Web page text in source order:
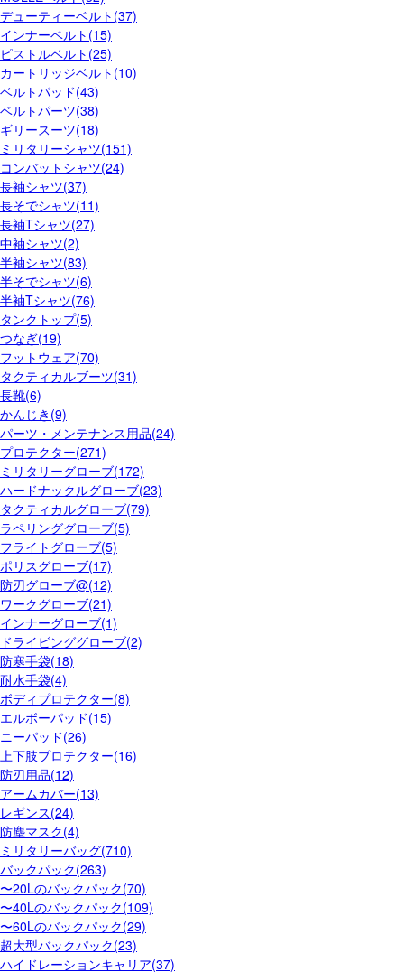
デューティーベルト(37)
インナーベルト(15)
ピストルベルト(25)
カートリッジベルト(10)
ベルトパッド(43)
ベルトパーツ(38)
ギリースーツ(18)
ミリタリーシャツ(151)
コンバットシャツ(24)
長袖シャツ(37)
長そでシャツ(11)
長袖Tシャツ(27)
中袖シャツ(2)
半袖シャツ(83)
半そでシャツ(6)
半袖Tシャツ(76)
タンクトップ(5)
つなぎ(19)
フットウェア(70)
タクティカルブーツ(31)
長靴(6)
かんじき(9)
パーツ・メンテナンス用品(24)
プロテクター(271)
ミリタリーグローブ(172)
ハードナックルグローブ(23)
タクティカルグローブ(79)
ラペリンググローブ(5)
フライトグローブ(5)
ポリスグローブ(17)
防刃グローブ@(12)
ワークグローブ(21)
インナーグローブ(1)
ドライビンググローブ(2)
防寒手袋(18)
耐水手袋(4)
ボディプロテクター(8)
エルボーパッド(15)
ニーパッド(26)
上下肢プロテクター(16)
防刃用品(12)
アームカバー(13)
レギンス(24)
防塵マスク(4)
ミリタリーバッグ(710)
バックパック(263)
〜20Lのバックパック(70)
〜40Lのバックパック(109)
〜60Lのバックパック(29)
超大型バックパック(23)
ハイドレーションキャリア(37)